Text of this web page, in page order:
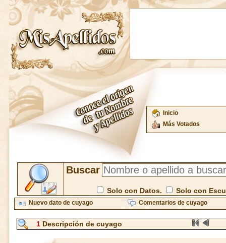
Inicio
Más Votados
Buscar
Solo con Datos. Solo con
Nuevo dato de cuyago Comentarios de cuyago
1 Descripción de cuyago